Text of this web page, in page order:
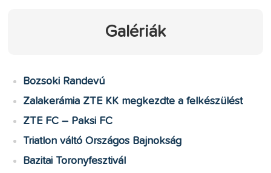
Galériák
Bozsoki Randevú
Zalakerámia ZTE KK megkezdte a felkészülést
ZTE FC – Paksi FC
Triatlon váltó Országos Bajnokság
Bazitai Toronyfesztivál